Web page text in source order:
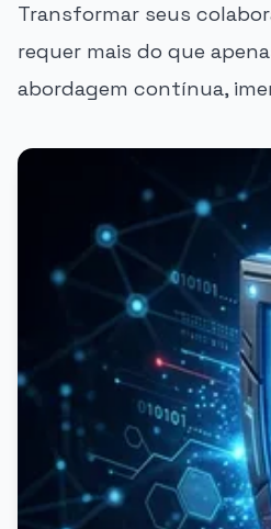
Transformar seus
requer mais do que
abordagem contínua,